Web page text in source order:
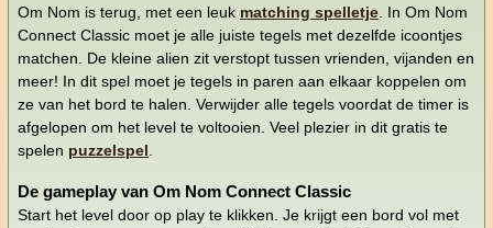
Om Nom is terug, met een leuk matching spelletje. In Om Nom
Connect Classic moet je alle juiste tegels met dezelfde icoontjes
matchen. De kleine alien zit verstopt tussen vrienden, vijanden en
meer! In dit spel moet je tegels in paren aan elkaar koppelen om
ze van het bord te halen. Verwijder alle tegels voordat de timer is
afgelopen om het level te voltooien. Veel plezier in dit gratis te
spelen puzzelspel.
De gameplay van Om Nom Connect Classic
Start het level door op play te klikken. Je krijgt een bord vol met